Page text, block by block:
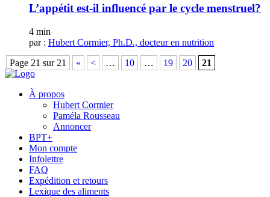
L’appétit est-il influencé par le cycle menstruel?
4 min
par : Hubert Cormier, Ph.D., docteur en nutrition
Page 21 sur 21
« < … 10 … 19 20 21
À propos
Hubert Cormier
Paméla Rousseau
Annoncer
BPT+
Mon compte
Infolettre
FAQ
Expédition et retours
Lexique des aliments